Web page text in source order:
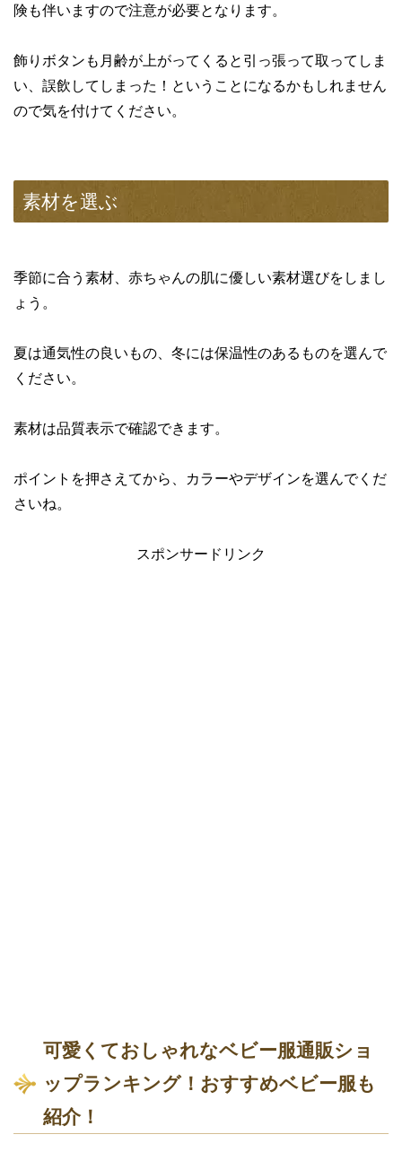
険も伴いますので注意が必要となります。
飾りボタンも月齢が上がってくると引っ張って取ってしま
い、誤飲してしまった！ということになるかもしれません
ので気を付けてください。
素材を選ぶ
季節に合う素材、赤ちゃんの肌に優しい素材選びをしまし
ょう。
夏は通気性の良いもの、冬には保温性のあるものを選んで
ください。
素材は品質表示で確認できます。
ポイントを押さえてから、カラーやデザインを選んでくだ
さいね。
スポンサードリンク
可愛くておしゃれなベビー服通販ショ
ップランキング！おすすめベビー服も
紹介！